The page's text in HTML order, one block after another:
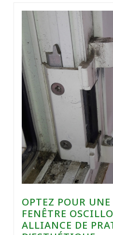
OPTEZ POUR UNE
FENÊTRE
ALLIANCE DE